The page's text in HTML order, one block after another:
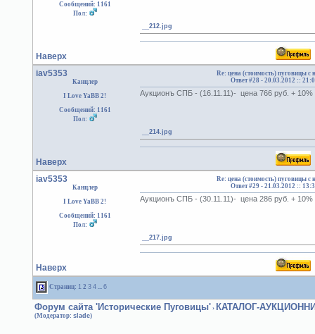
Сообщений: 1161
Пол:
Наверх
__212.jpg
iav5353
Канцлер
I Love YaBB 2!
Сообщений: 1161
Пол:
Re: цена (стоимость) пуговицы с
Ответ #28 - 20.03.2012 ::
Аукционъ СПБ - (16.11.11)- цена 766 руб. +
Наверх
__214.jpg
iav5353
Канцлер
I Love YaBB 2!
Сообщений: 1161
Пол:
Re: цена (стоимость) пуговицы с
Ответ #29 - 21.03.2012 ::
Аукционъ СПБ - (30.11.11)- цена 286 руб. +
Наверх
__217.jpg
Страниц: 1 2 3 4 ... 6
Форум сайта 'Исторические Пуговицы' › КАТАЛОГ-
(Модератор: slade)